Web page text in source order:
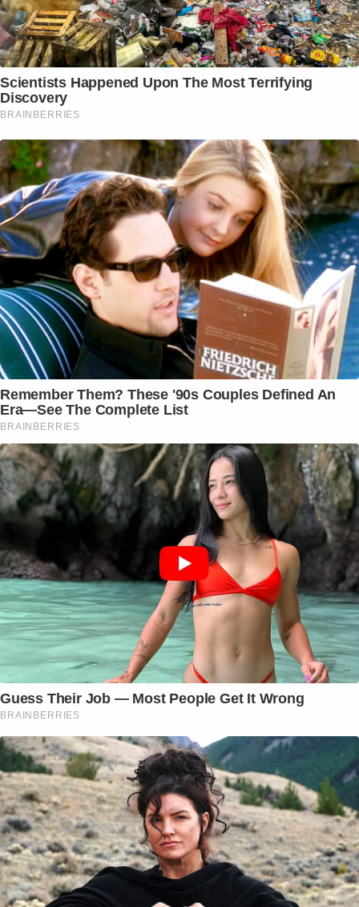
Scientists Happened Upon The Most Terrifying
Discovery
BRAINBERRIES
Remember Them? These '90s Couples Defined An
Era—See The Complete List
BRAINBERRIES
Guess Their Job — Most People Get It Wrong
BRAINBERRIES